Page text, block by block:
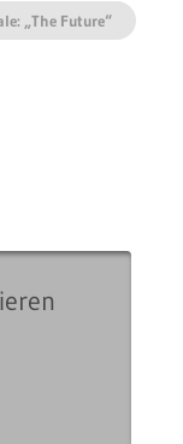
„The Future“